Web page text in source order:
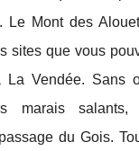
Le Mont des
sites que vous
Vendée. Sans
marais
du Gois.